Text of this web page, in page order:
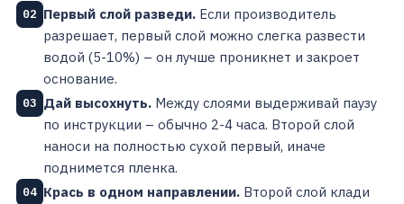
02 Первый слой разведи. Если производитель
разрешает, первый слой можно слегка развести
водой (5-10%) – он лучше проникнет и закроет
основание.
03 Дай высохнуть. Между слоями выдерживай паузу
по инструкции – обычно 2-4 часа. Второй слой
наноси на полностью сухой первый, иначе
поднимется пленка.
04 Крась в одном направлении. Второй слой клади